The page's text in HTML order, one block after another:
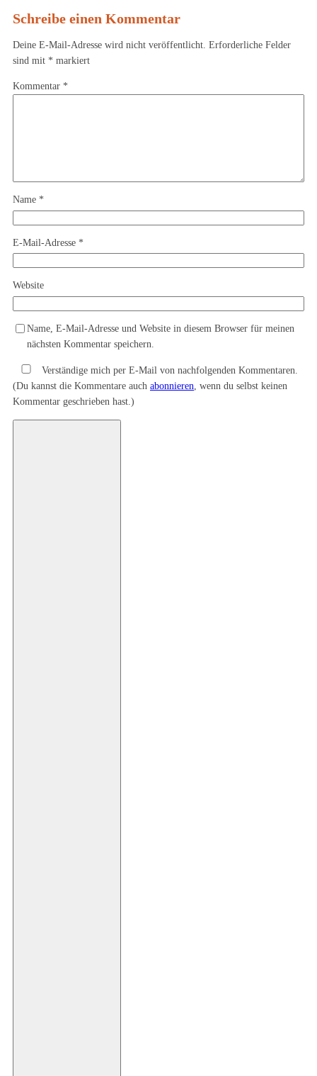
Schreibe einen Kommentar
Deine E-Mail-Adresse wird nicht veröffentlicht. Erforderliche Felder
sind mit * markiert
Kommentar *
Name *
E-Mail-Adresse *
Website
Name, E-Mail-Adresse und Website in diesem Browser für meinen
nächsten Kommentar speichern.
Verständige mich per E-Mail von nachfolgenden Kommentaren.
(Du kannst die Kommentare auch abonnieren , wenn du selbst keinen
Kommentar geschrieben hast.)